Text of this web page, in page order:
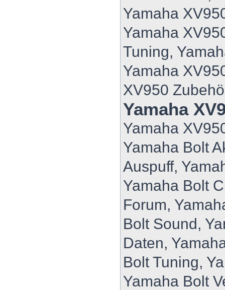
Yamaha
Yamaha
Tuning,
Yamaha
XV950
Yamaha
Yamaha
Yamaha Bolt
Auspuff,
Yamaha Bolt
Forum,
Bolt Sound,
Daten,
Bolt Tuning,
Yamaha Bolt